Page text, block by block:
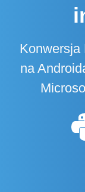
Konwersja
na